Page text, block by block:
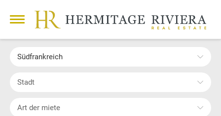
Südfrankreich
Stadt
Art der miete